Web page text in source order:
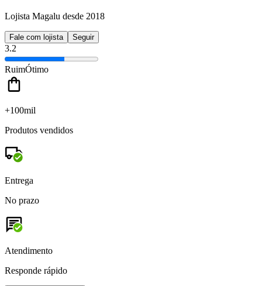
Lojista Magalu desde 2018
Fale com lojista Seguir
3.2
RuimÓtimo
+100mil
Produtos vendidos
Entrega
No prazo
Atendimento
Responde rápido